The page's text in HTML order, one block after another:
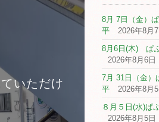
いただけ
8月 7日（金）
平
2026年8月7
8月6日(木) ぱ
2026年8月6日
7月 31日（金
平
2026年8月5
８月５日(水)ぱ
2026年8月5日